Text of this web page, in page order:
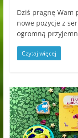
Dziś pragnę Wam
nowe pozycje z
ogromną
Czytaj więcej